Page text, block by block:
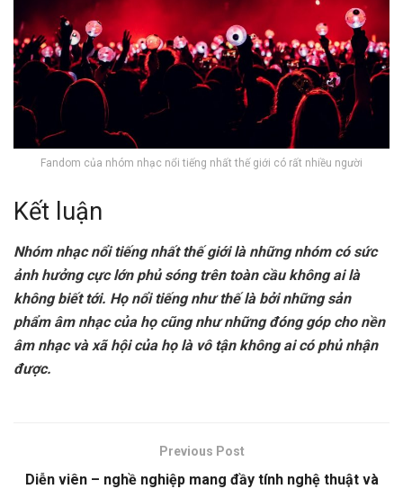
Fandom của nhóm nhạc nổi tiếng nhất thế giới có rất nhiều người
Kết luận
Nhóm nhạc nổi tiếng nhất thế giới là những nhóm có sức
ảnh hưởng cực lớn phủ sóng trên toàn cầu không ai là
không biết tới. Họ nổi tiếng như thế là bởi những sản
phẩm âm nhạc của họ cũng như những đóng góp cho nền
âm nhạc và xã hội của họ là vô tận không ai có phủ nhận
được.
Previous Post
Diễn viên – nghề nghiệp mang đầy tính nghệ thuật và